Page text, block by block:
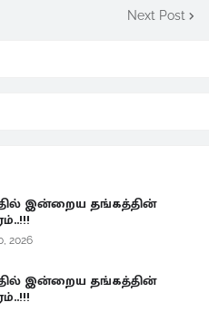
Next Post
இன்றைய தங்கத்தின்
2026
இன்றைய தங்கத்தின்